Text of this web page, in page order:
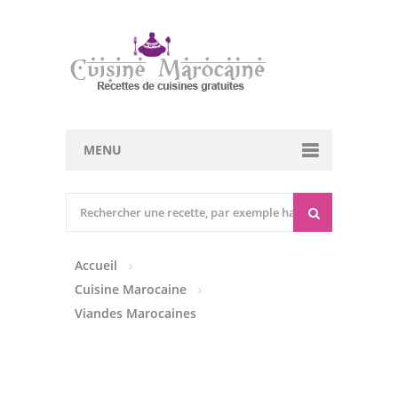
MENU
Entrées Froides
Tajines
Accueil
Cuisine Marocaine
Viandes Marocaines